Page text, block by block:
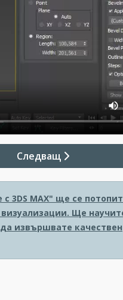
Следващ
3DS MAX" ще се
Ще
извършвате качествен